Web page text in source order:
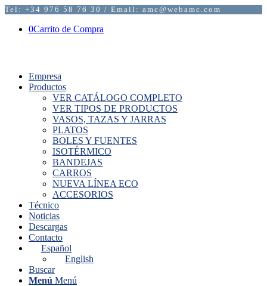
Tel: +34 976 58 76 30 / Email: amc@webamc.com
0Carrito de Compra
Empresa
Productos
VER CATÁLOGO COMPLETO
VER TIPOS DE PRODUCTOS
VASOS, TAZAS Y JARRAS
PLATOS
BOLES Y FUENTES
ISOTÉRMICO
BANDEJAS
CARROS
NUEVA LÍNEA ECO
ACCESORIOS
Técnico
Noticias
Descargas
Contacto
Español
English
Buscar
Menú Menú